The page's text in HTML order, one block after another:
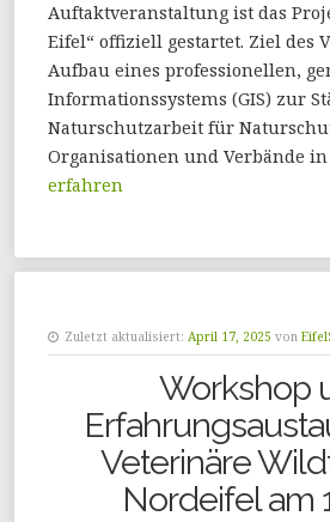
Auftaktveranstaltung ist das
Eifel“ offiziell gestartet. Ziel des
Aufbau eines professionellen,
Informationssystems (GIS) zur
Naturschutzarbeit für
Organisationen und Verbände
erfahren
Zuletzt aktualisiert: April 17, 2025 von
Workshop
Veterinäre
Nordeifel am